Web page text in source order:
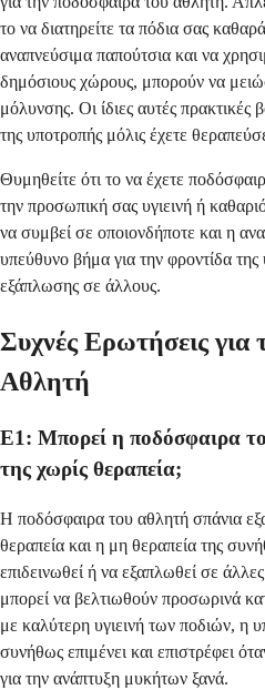
το να διατηρείτε τα πόδια σας
αναπνεύσιμα παπούτσια και να
δημόσιους χώρους, μπορούν να
μόλυνσης. Οι ίδιες αυτές
της υποτροπής μόλις έχετε
Θυμηθείτε ότι το να έχετε
την προσωπική σας υγιεινή ή
να συμβεί σε οποιονδήποτε και η
υπεύθυνο βήμα για την φροντίδα
εξάπλωσης σε άλλους.
Συχνές Ερωτήσεις
Αθλητή
Ε1: Μπορεί η ποδόσφαιρα
της χωρίς θεραπεία;
Η ποδόσφαιρα του αθλητή σπάνια
θεραπεία και η μη θεραπεία της
επιδεινωθεί ή να εξαπλωθεί σε
μπορεί να βελτιωθούν προσωρινά
με καλύτερη υγιεινή των ποδιών, η
συνήθως επιμένει και επιστρέφει
για την ανάπτυξη μυκήτων ξανά.